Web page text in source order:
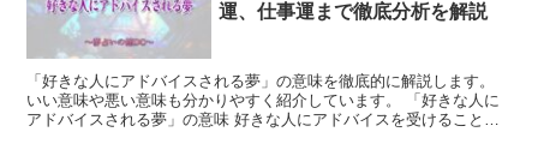
運、仕事運まで徹底分析を解説
「好きな人にアドバイスされる夢」の意味を徹底的に解説します。
いい意味や悪い意味も分かりやすく紹介しています。 「好きな人に
アドバイスされる夢」の意味 好きな人にアドバイスを受けること